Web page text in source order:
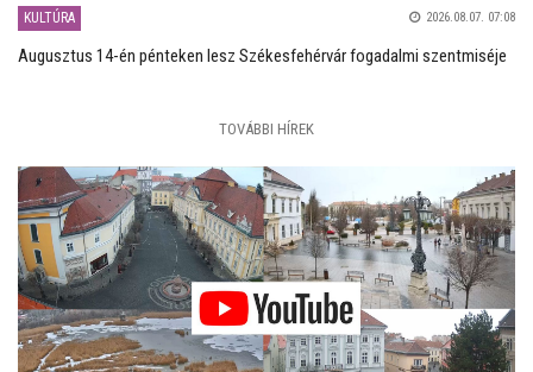
KULTÚRA 2026.08.07. 07:08
Augusztus 14-én pénteken lesz Székesfehérvár fogadalmi szentmiséje
TOVÁBBI HÍREK